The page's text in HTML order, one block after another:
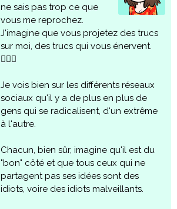
ne sais pas trop ce que
vous me reprochez.
J'imagine que vous projetez des trucs
sur moi, des trucs qui vous énervent.
🤷🏻‍♀️
Je vois bien sur les différents réseaux
sociaux qu'il y a de plus en plus de
gens qui se radicalisent, d'un extrême
à l'autre.
Chacun, bien sûr, imagine qu'il est du
"bon" côté et que tous ceux qui ne
partagent pas ses idées sont des
idiots, voire des idiots malveillants.